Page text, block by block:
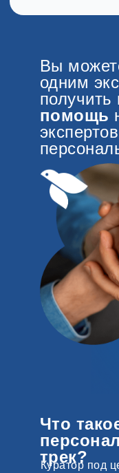
Вы
одним
получить
помощь
Что
трек?
Куратор под